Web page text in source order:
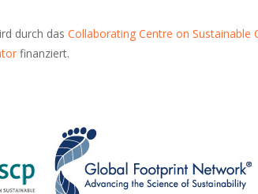
durch dasCollaborating Centre on
finanziert.